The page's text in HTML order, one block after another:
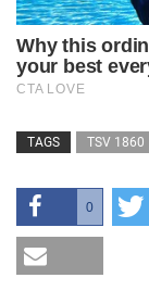
TAGS TSV 1860
0